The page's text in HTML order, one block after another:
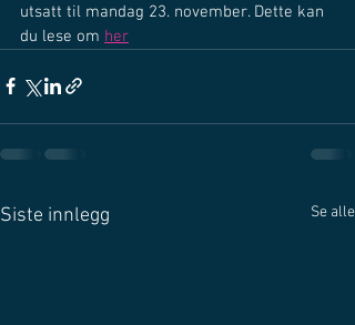
utsatt til mandag 23. november. Dette kan
du lese om her
Siste innlegg Se alle